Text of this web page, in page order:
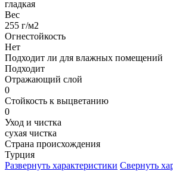
гладкая
Вес
255 г/м2
Огнестойкость
Нет
Подходит ли для влажных помещений
Подходит
Отражающий слой
0
Стойкость к выцветанию
0
Уход и чистка
сухая чистка
Страна происхождения
Турция
Развернуть характеристики Свернуть